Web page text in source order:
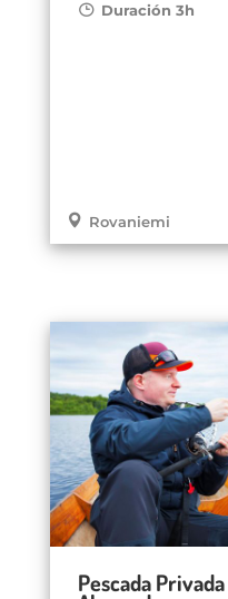
Duración 3h
Rovaniemi
Pescada